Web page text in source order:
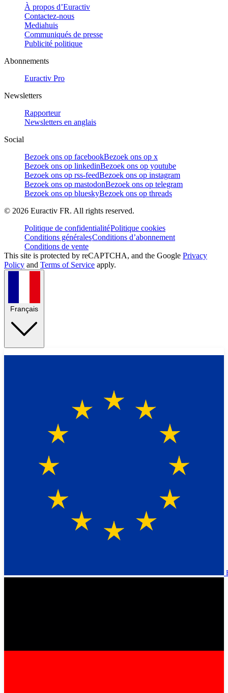
À propos d’Euractiv
Contactez-nous
Mediahuis
Communiqués de presse
Publicité politique
Abonnements
Euractiv Pro
Newsletters
Rapporteur
Newsletters en anglais
Social
Bezoek ons op facebookBezoek ons op x
Bezoek ons op linkedinBezoek ons op youtube
Bezoek ons op rss-feedBezoek ons op instagram
Bezoek ons op mastodonBezoek ons op telegram
Bezoek ons op blueskyBezoek ons op threads
© 2026 Euractiv FR. All rights reserved.
Politique de confidentialitéPolitique cookies
Conditions généralesConditions d’abonnement
Conditions de vente
This site is protected by reCAPTCHA, and the Google Privacy
Policy and Terms of Service apply.
Français